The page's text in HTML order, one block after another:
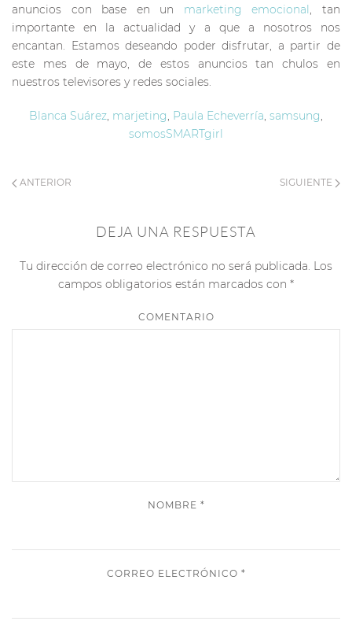
anuncios con base en un marketing emocional, tan
importante en la actualidad y a que a nosotros nos
encantan. Estamos deseando poder disfrutar, a partir de
este mes de mayo, de estos anuncios tan chulos en
nuestros televisores y redes sociales.
Blanca Suárez, marjeting, Paula Echeverría, samsung,
somosSMARTgirl
ANTERIOR SIGUIENTE
DEJA UNA RESPUESTA
Tu dirección de correo electrónico no será publicada. Los
campos obligatorios están marcados con *
COMENTARIO
NOMBRE *
CORREO ELECTRÓNICO *